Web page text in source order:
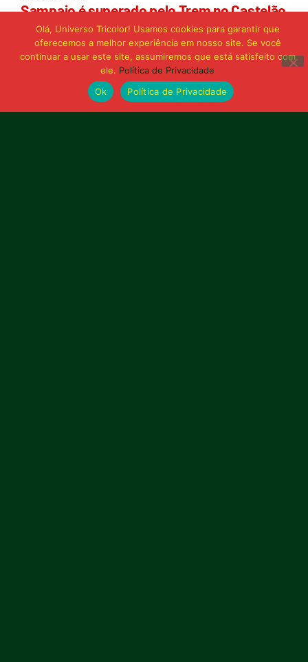
Sampaio é superado pelo Trem no Castelão
e buscará reação em Macapá
Olá, Universo Tricolor! Usamos cookies para garantir que
oferecemos a melhor experiência em nosso site. Se você
continuar a usar este site, assumiremos que está satisfeito com
ele. Política de Privacidade
Ok
Política de Privacidade